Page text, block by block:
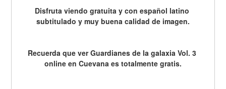
Disfruta viendo gratuita y con español latino
subtitulado y muy buena calidad de imagen.
Recuerda que ver Guardianes de la galaxia Vol. 3
online en Cuevana es totalmente gratis.